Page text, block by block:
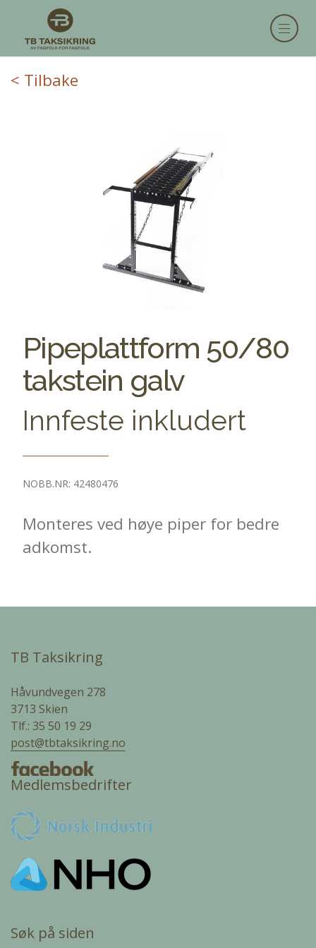
< Tilbake
Pipeplattform 50/80
takstein galv
Innfeste inkludert
NOBB.NR: 42480476
Monteres ved høye piper for bedre
adkomst.
TB Taksikring
Håvundvegen 278
3713 Skien
Tlf.: 35 50 19 29
post@tbtaksikring.no
Medlemsbedrifter
Søk på siden